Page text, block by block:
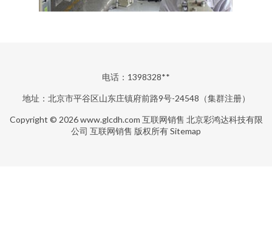
电话：1398328**
地址：北京市平谷区山东庄镇府前路9号-24548（集群注册）
Copyright © 2026www.glcdh.com 互联网销售 北京彩鸿达科技有限
公司 互联网销售 版权所有Sitemap